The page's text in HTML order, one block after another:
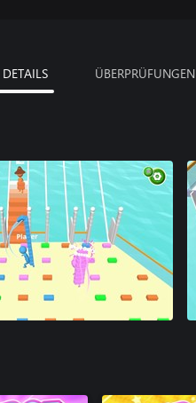
DETAILS ÜBERPRÜFUNGEN